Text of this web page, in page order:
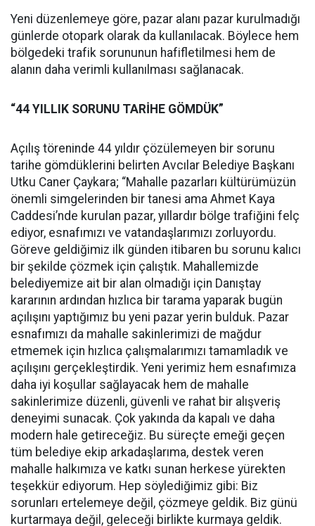
Yeni düzenlemeye göre, pazar alanı pazar kurulmadığı
günlerde otopark olarak da kullanılacak. Böylece hem
bölgedeki trafik sorununun hafifletilmesi hem de
alanın daha verimli kullanılması sağlanacak.
“44 YILLIK SORUNU TARİHE GÖMDÜK”
Açılış töreninde 44 yıldır çözülemeyen bir sorunu
tarihe gömdüklerini belirten Avcılar Belediye Başkanı
Utku Caner Çaykara; “Mahalle pazarları kültürümüzün
önemli simgelerinden bir tanesi ama Ahmet Kaya
Caddesi’nde kurulan pazar, yıllardır bölge trafiğini felç
ediyor, esnafımızı ve vatandaşlarımızı zorluyordu.
Göreve geldiğimiz ilk günden itibaren bu sorunu kalıcı
bir şekilde çözmek için çalıştık. Mahallemizde
belediyemize ait bir alan olmadığı için Danıştay
kararının ardından hızlıca bir tarama yaparak bugün
açılışını yaptığımız bu yeni pazar yerin bulduk. Pazar
esnafımızı da mahalle sakinlerimizi de mağdur
etmemek için hızlıca çalışmalarımızı tamamladık ve
açılışını gerçekleştirdik. Yeni yerimiz hem esnafımıza
daha iyi koşullar sağlayacak hem de mahalle
sakinlerimize düzenli, güvenli ve rahat bir alışveriş
deneyimi sunacak. Çok yakında da kapalı ve daha
modern hale getireceğiz. Bu süreçte emeği geçen
tüm belediye ekip arkadaşlarıma, destek veren
mahalle halkımıza ve katkı sunan herkese yürekten
teşekkür ediyorum. Hep söylediğimiz gibi: Biz
sorunları ertelemeye değil, çözmeye geldik. Biz günü
kurtarmaya değil, geleceği birlikte kurmaya geldik.